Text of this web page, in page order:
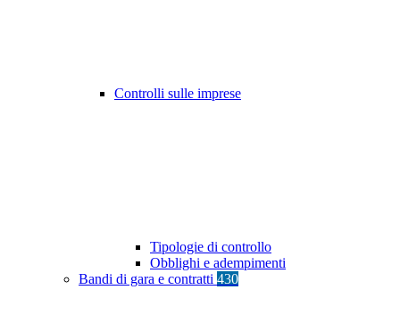
Controlli sulle imprese
Tipologie di controllo
Obblighi e adempimenti
Bandi di gara e contratti 430